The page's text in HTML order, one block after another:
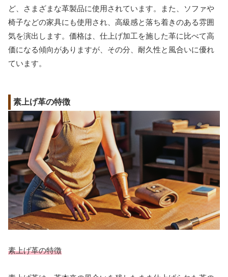
ど、さまざまな革製品に使用されています。また、ソファや
椅子などの家具にも使用され、高級感と落ち着きのある雰囲
気を演出します。価格は、仕上げ加工を施した革に比べて高
価になる傾向がありますが、その分、耐久性と風合いに優れ
ています。
素上げ革の特徴
素上げ革の特徴